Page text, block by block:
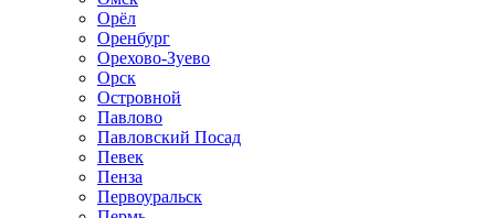
Орёл
Оренбург
Орехово-Зуево
Орск
Островной
Павлово
Павловский Посад
Певек
Пенза
Первоуральск